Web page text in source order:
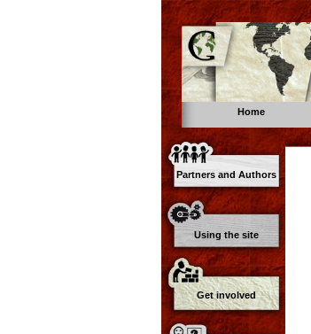
Home
Partners and Authors
Using the site
Get involved